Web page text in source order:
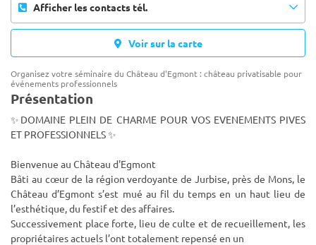
Afficher les contacts tél.
Voir sur la carte
Organisez votre séminaire du Château d'Egmont : château privatisable pour
événements professionnels
Présentation
✨DOMAINE PLEIN DE CHARME POUR VOS EVENEMENTS PIVES
ET PROFESSIONNELS ✨
Bienvenue au Château d'Egmont
Bâti au cœur de la région verdoyante de Jurbise, près de Mons, le
Château d’Egmont s’est mué au fil du temps en un haut lieu de
l’esthétique, du festif et des affaires.
Successivement place forte, lieu de culte et de recueillement, les
propriétaires actuels l’ont totalement repensé en un